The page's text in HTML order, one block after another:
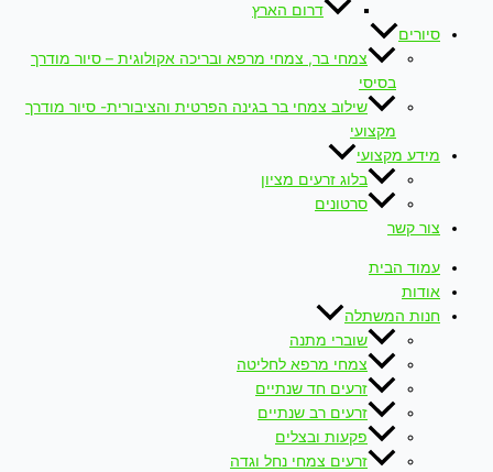
דרום הארץ
סיורים
צמחי בר, צמחי מרפא ובריכה אקולוגית – סיור מודרך
בסיסי
שילוב צמחי בר בגינה הפרטית והציבורית- סיור מודרך
מקצועי
מידע מקצועי
בלוג זרעים מציון
סרטונים
צור קשר
עמוד הבית
אודות
חנות המשתלה
שוברי מתנה
צמחי מרפא לחליטה
זרעים חד שנתיים
זרעים רב שנתיים
פקעות ובצלים
זרעים צמחי נחל וגדה